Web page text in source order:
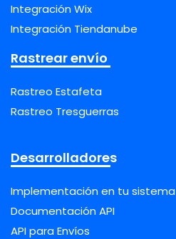
Integración Wix
Integración Tiendanube
Rastrear envío
Rastreo Estafeta
Rastreo Tresguerras
Desarrolladores
Implementación en tu sistema
Documentación API
API para Envíos